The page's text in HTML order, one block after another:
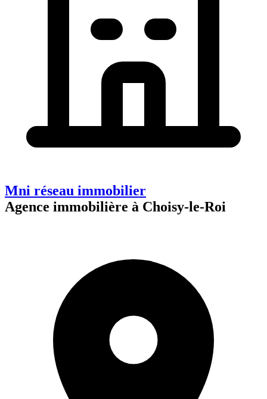
Mni réseau immobilier
Agence immobilière à Choisy-le-Roi